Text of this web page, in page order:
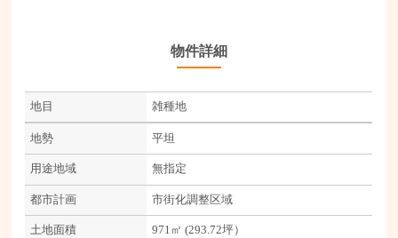
物件詳細
地目 雑種地
地勢 平坦
用途地域 無指定
都市計画 市街化調整区域
土地面積 971㎡ (293.72坪）